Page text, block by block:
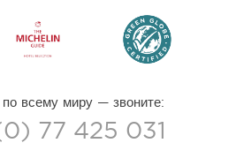
по всему миру — звоните:
77 425 031